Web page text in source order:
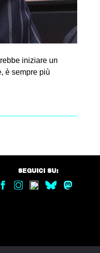
iniziare un
è sempre più
SEGUICI SU: